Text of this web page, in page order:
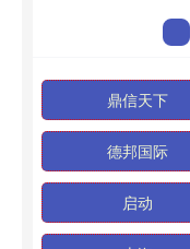
鼎信天下
德邦国际
启动